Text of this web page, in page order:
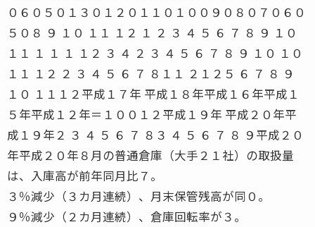
０６０５０１３０１２０１１０１００９０８０７０６０
５０８ ９ １０ １１ １２ １ ２ ３ ４ ５ ６ ７ ８ ９ １０
１１ １ １ １ １２ ３ ４ ２ ３ ４ ５ ６ ７ ８ ９ １０ １０
１１ １２ ２ ３ ４ ５ ６ ７ ８１１ ２１２５ ６ ７ ８ ９
１０ １１１２平成１７年 平成１８年平成１６年平成１
５年平成１２年＝１００１２平成１９年 平成２０年平
成１９年２ ３ ４ ５ ６ ７ ８３ ４ ５ ６ ７ ８ ９平成２０
年平成２０年８月の普通倉庫（大手２１社）の取扱量
は、入庫高が前年同月比７。
３％減少（３カ月連続）、月末保管残高が同０。
９％減少（２カ月連続）、倉庫回転率が３。